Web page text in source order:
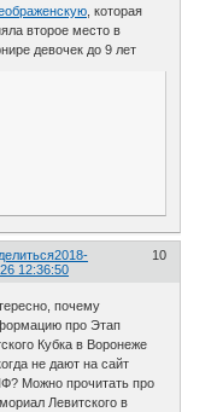
, которая
второе место в
девочек до 9 лет
10
2018-
12:36:50
почему
про Этап
Кубка в Воронеже
не дают на сайт
Можно прочитать про
Левитского в